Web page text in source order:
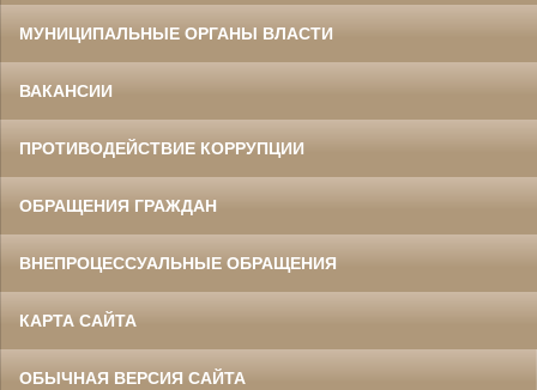
МУНИЦИПАЛЬНЫЕ ОРГАНЫ ВЛАСТИ
ВАКАНСИИ
ПРОТИВОДЕЙСТВИЕ КОРРУПЦИИ
ОБРАЩЕНИЯ ГРАЖДАН
ВНЕПРОЦЕССУАЛЬНЫЕ ОБРАЩЕНИЯ
КАРТА САЙТА
ОБЫЧНАЯ ВЕРСИЯ САЙТА